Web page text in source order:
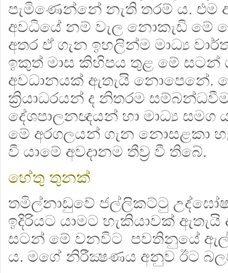
පැමිණෙන්නේ නැති තරම් ය. එම
අවධියේ නම් වැල නොකැඩි මේ
අතර ඒ ගැන ඉහලින්ම මාධ්‍ය
ඉකුත් මාස කිහිපය තුළ මේ සටන්
අවධානයක් ඇතැයි නොපෙනේ.
ක්‍රියාධරයන් ද නිතරම
දේශපාලනඥයන් හා මාධ්‍ය සමග
මේ අරගලයන් ගැන නොසළකා
වී යාමේ අවදානම තීව්‍ර වී තිබේ.
හේතු තුනක්
තමිල්නාඩුවේ ජල්ලිකට්ටු
ඉදිරියට යාමට හැකියාවක්
සටන් මේ වනවිට පවතිනුයේ
ය. මගේ නිරීක්‍ෂණය අනුව ඊට